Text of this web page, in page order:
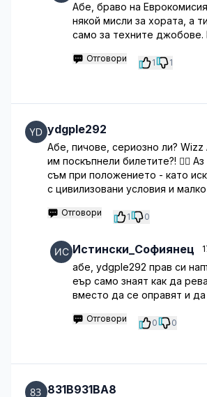
Абе, браво на
някой мисли за хората, а
само за техните джобове.
Отговори 1 1
ydgple292
Абе, пичове, сериозно ли?
им поскъпнели билетите?! 🤦‍♂️
съм при положението - като
с цивилизовани условия и малко
Отговори 1 0
Истински_Софиянец
абе, ydgple292 прав си
еър само знаят как да
вместо да се оправят и да
Отговори 0 0
831B931BA8